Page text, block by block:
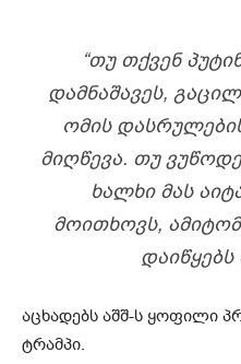
“ᲗᲣ ᲗᲥᲕᲔᲜ
ᲓᲐᲛᲜᲐᲨᲐᲕᲔᲡ,
ᲝᲛᲘᲡ
ᲛᲘᲦᲬᲔᲕᲐ. ᲗᲣ
ᲮᲐᲚᲮᲘ ᲛᲐᲡ
ᲛᲝᲘᲗᲮᲝᲕᲡ,
აცხადებს აშშ-ს ყოფილი
ტრამპი.